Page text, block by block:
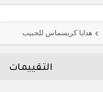
keyboard_arrow_left هدايا كريسماس للحبيب
التقييمات